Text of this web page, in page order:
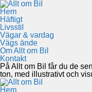
Hem
Häftigt
Livsstil
Vägar & vardag
Vägs ände
Om Allt om Bil
Kontakt
På Allt om Bil får du de
ton, med illustrativt och
Hem